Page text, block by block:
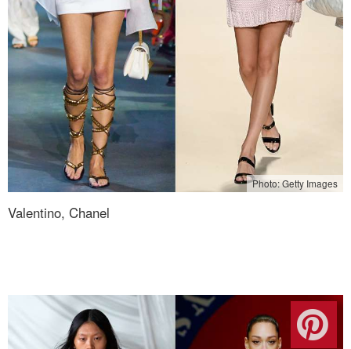
Photo: Getty Images
Valentino, Chanel